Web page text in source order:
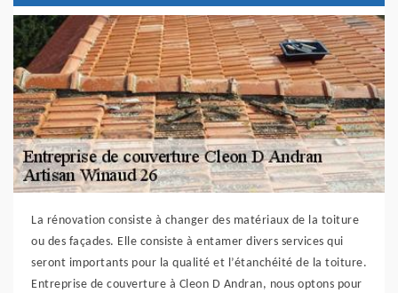
La rénovation consiste à changer des matériaux de la toiture
ou des façades. Elle consiste à entamer divers services qui
seront importants pour la qualité et l’étanchéité de la toiture.
Entreprise de couverture à Cleon D Andran, nous optons pour